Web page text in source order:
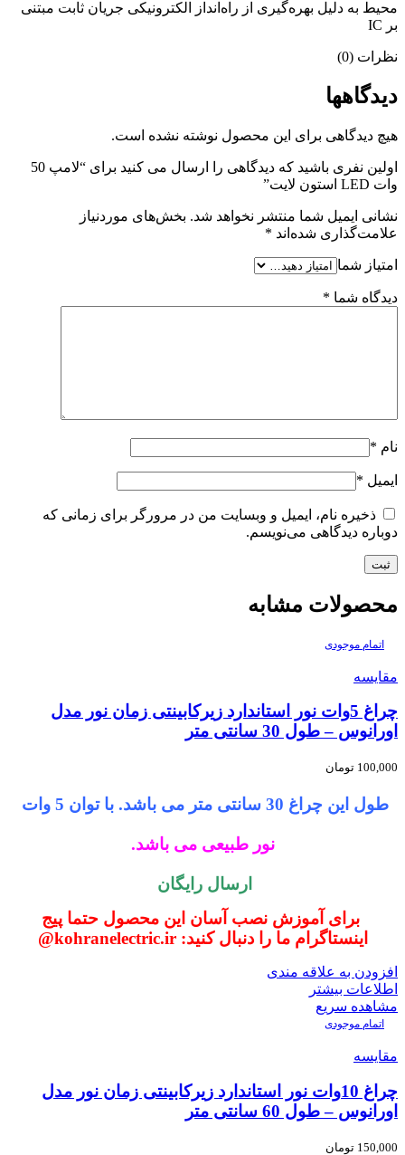
محیط به دلیل بهره‌گیری از راه‌انداز الکترونیکی جریان ثابت مبتنی
بر IC
نظرات (0)
دیدگاهها
هیچ دیدگاهی برای این محصول نوشته نشده است.
اولین نفری باشید که دیدگاهی را ارسال می کنید برای “لامپ 50
وات LED استون لایت”
نشانی ایمیل شما منتشر نخواهد شد. بخش‌های موردنیاز
علامت‌گذاری شده‌اند *
امتیاز شما
دیدگاه شما *
نام *
ایمیل *
ذخیره نام، ایمیل و وبسایت من در مرورگر برای زمانی که
دوباره دیدگاهی می‌نویسم.
محصولات مشابه
اتمام موجودی
مقایسه
چراغ 5وات نور استاندارد زیرکابینتی زمان نور مدل
اورانوس – طول 30 سانتی متر
100,000 تومان
طول این چراغ 30 سانتی متر می باشد. با توان 5 وات
نور طبیعی می باشد.
ارسال رایگان
برای آموزش نصب آسان این محصول حتما پیج
اینستاگرام ما را دنبال کنید: kohranelectric.ir@
افزودن به علاقه مندی
اطلاعات بیشتر
مشاهده سریع
اتمام موجودی
مقایسه
چراغ 10وات نور استاندارد زیرکابینتی زمان نور مدل
اورانوس – طول 60 سانتی متر
150,000 تومان